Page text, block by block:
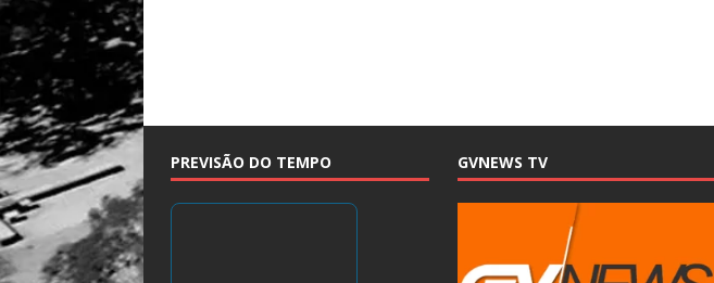
PREVISÃO DO TEMPO GVNEWS TV